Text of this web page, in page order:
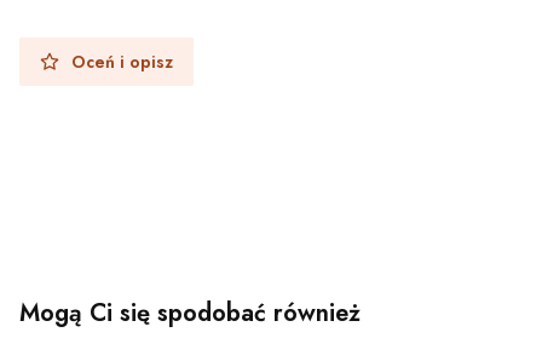
Oceń i opisz
Mogą Ci się spodobać również